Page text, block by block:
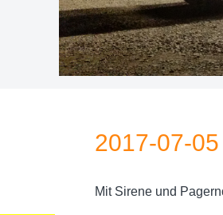
2017-07-
Mit Sirene und